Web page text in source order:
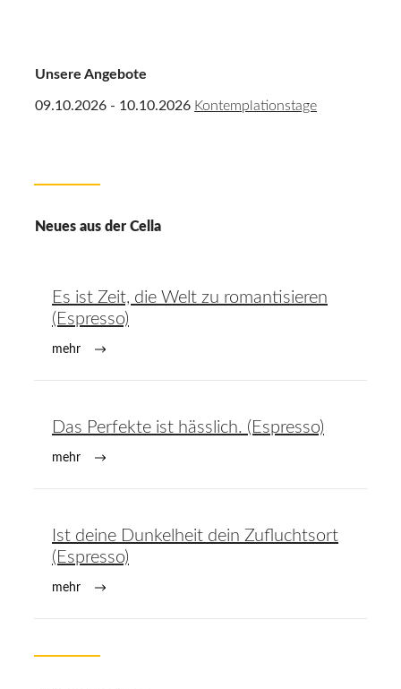
Unsere Angebote
09.10.2026 - 10.10.2026 Kontemplationstage
Neues aus der Cella
Es ist Zeit, die Welt zu romantisieren
(Espresso)
mehr
Das Perfekte ist hässlich. (Espresso)
mehr
Ist deine Dunkelheit dein Zufluchtsort
(Espresso)
mehr